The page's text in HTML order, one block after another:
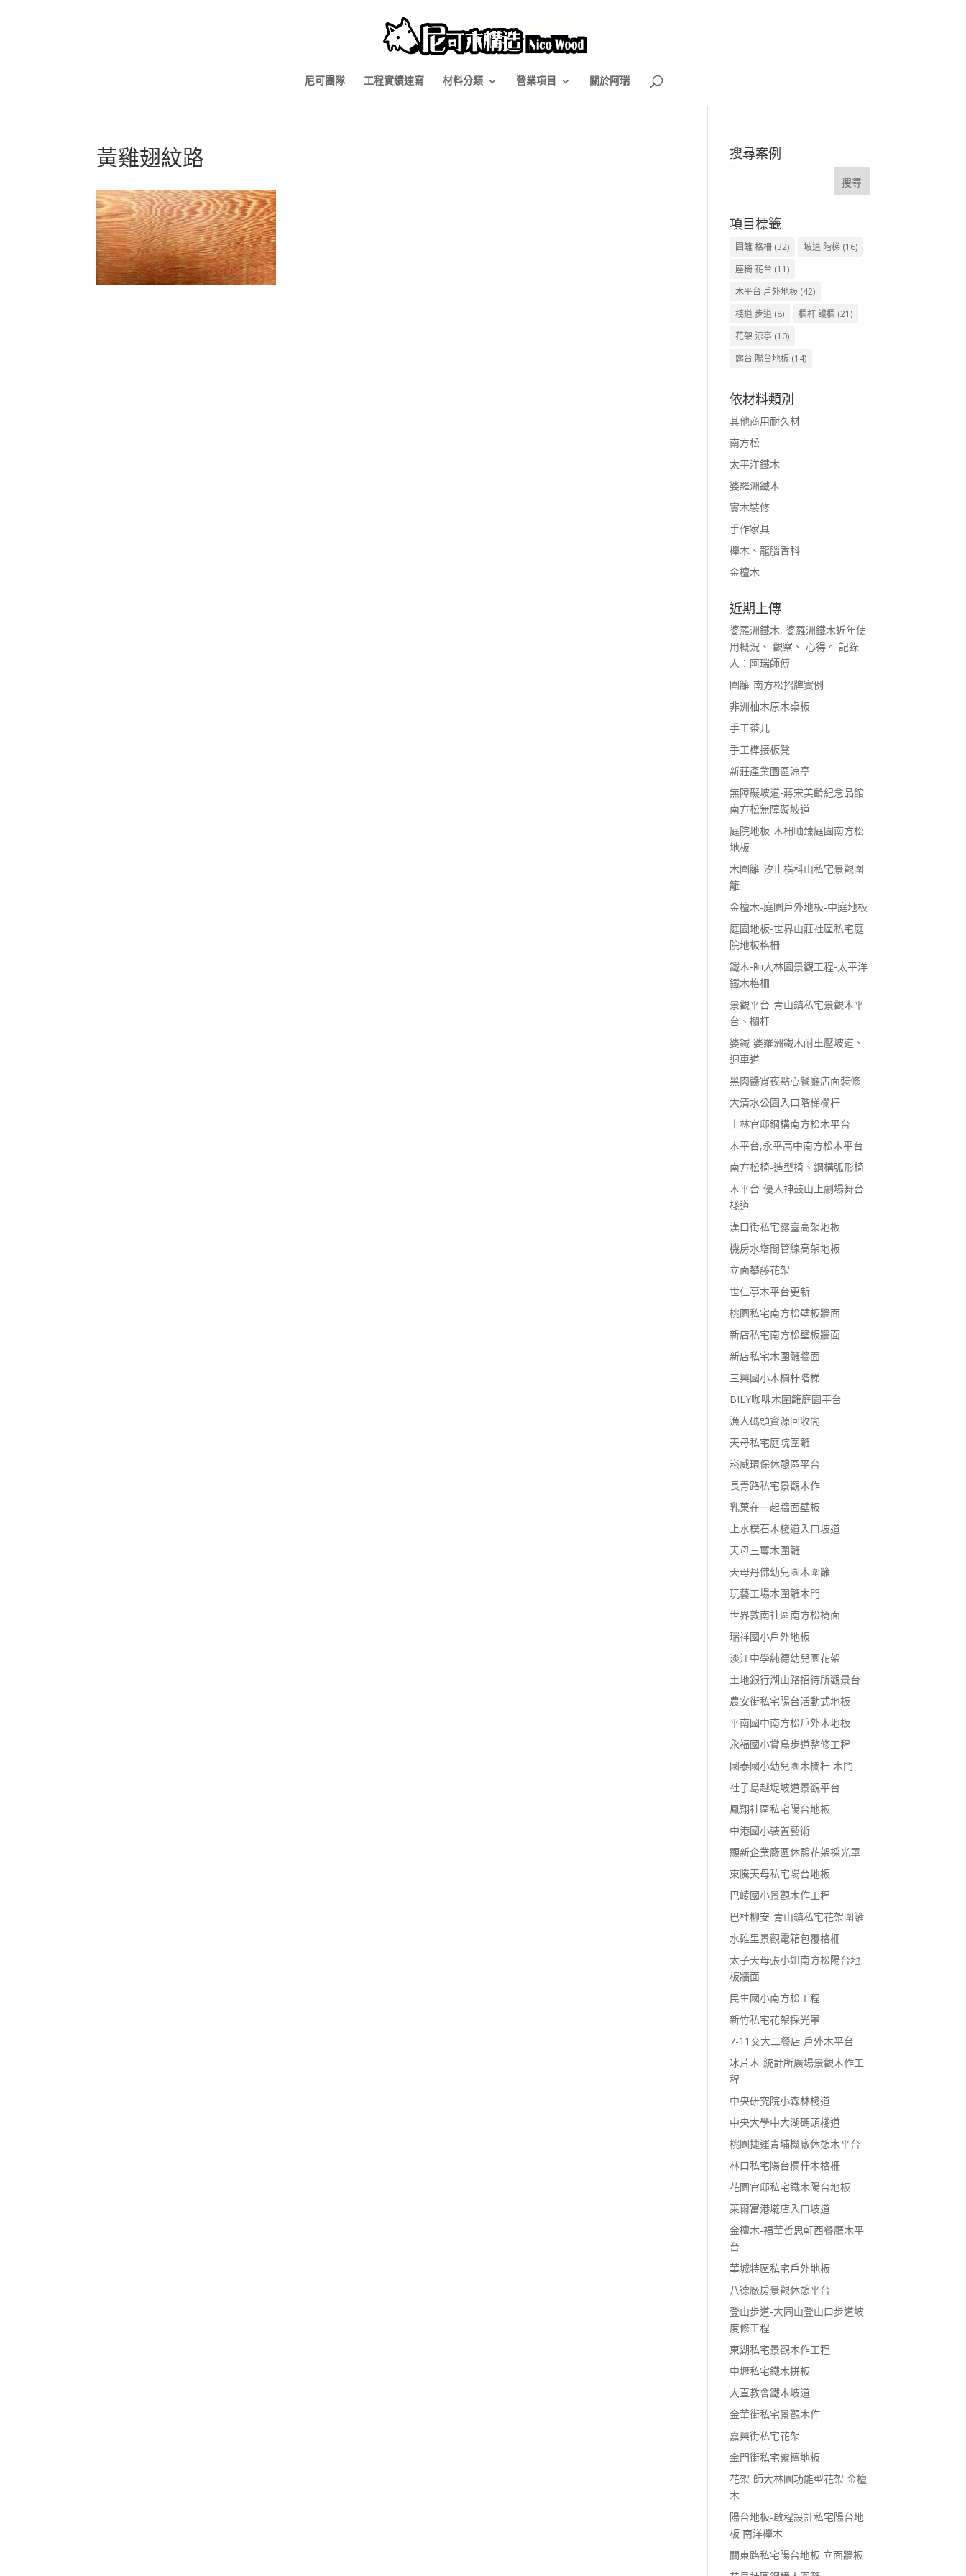
尼可團隊 工程實績速寫 材料分類 營業項目 關於阿瑞
黃雞翅紋路 搜尋案例
項目標籤
圍籬 格柵 (32) 坡道 階梯 (16)
座椅 花台 (11)
木平台 戶外地板 (42)
棧道 步道 (8) 欄杆 護欄 (21)
花架 涼亭 (10)
露台 陽台地板 (14)
依材料類別
其他商用耐久材
南方松
太平洋鐵木
婆羅洲鐵木
實木裝修
手作家具
櫸木、龍腦香科
金檀木
近期上傳
婆羅洲鐵木, 婆羅洲鐵木近年使
用概況、 觀察、 心得。 記錄
人：阿瑞師傅
圍籬-南方松招牌實例
非洲柚木原木桌板
手工茶几
手工榫接板凳
新莊產業園區涼亭
無障礙坡道-蔣宋美齡紀念品館
南方松無障礙坡道
庭院地板-木柵岫臻庭園南方松
地板
木圍籬-汐止橫科山私宅景觀圍
籬
金檀木-庭園戶外地板-中庭地板
庭園地板-世界山莊社區私宅庭
院地板格柵
鐵木-師大林園景觀工程-太平洋
鐵木格柵
景觀平台-青山鎮私宅景觀木平
台、欄杆
婆鐵-婆羅洲鐵木耐車壓坡道、
迴車道
黑肉醬宵夜點心餐廳店面裝修
大清水公園入口階梯欄杆
士林官邸鋼構南方松木平台
木平台,永平高中南方松木平台
南方松椅-造型椅、鋼構弧形椅
木平台-優人神鼓山上劇場舞台
棧道
漢口街私宅露臺高架地板
機房水塔間管線高架地板
立面攀藤花架
世仁亭木平台更新
桃園私宅南方松壁板牆面
新店私宅南方松壁板牆面
新店私宅木圍籬牆面
三興國小木欄杆階梯
BILY咖啡木圍籬庭園平台
漁人碼頭資源回收間
天母私宅庭院圍籬
崧威環保休憩區平台
長青路私宅景觀木作
乳菓在一起牆面壁板
上水樸石木棧道入口坡道
天母三璽木圍籬
天母丹佛幼兒園木圍籬
玩藝工場木圍籬木門
世界敦南社區南方松椅面
瑞祥國小戶外地板
淡江中學純德幼兒園花架
土地銀行湖山路招待所觀景台
農安街私宅陽台活動式地板
平南國中南方松戶外木地板
永福國小賞鳥步道整修工程
國泰國小幼兒園木欄杆 木門
社子島越堤坡道景觀平台
鳳翔社區私宅陽台地板
中港國小裝置藝術
顯新企業廠區休憩花架採光罩
東騰天母私宅陽台地板
巴崚國小景觀木作工程
巴杜柳安-青山鎮私宅花架圍籬
水碓里景觀電箱包覆格柵
太子天母張小姐南方松陽台地
板牆面
民生國小南方松工程
新竹私宅花架採光罩
7-11交大二餐店 戶外木平台
冰片木-統計所廣場景觀木作工
程
中央研究院小森林棧道
中央大學中大湖碼頭棧道
桃園捷運青埔機廠休憩木平台
林口私宅陽台欄杆木格柵
花園官邸私宅鐵木陽台地板
萊爾富港墘店入口坡道
金檀木-福華哲思軒西餐廳木平
台
華城特區私宅戶外地板
八德廠房景觀休憩平台
登山步道-大同山登山口步道坡
度修工程
東湖私宅景觀木作工程
中壢私宅鐵木拼板
大直教會鐵木坡道
金華街私宅景觀木作
嘉興街私宅花架
金門街私宅紫檀地板
花架-師大林園功能型花架 金檀
木
陽台地板-啟程設計私宅陽台地
板 南洋櫸木
關東路私宅陽台地板 立面牆板